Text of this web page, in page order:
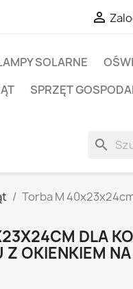

SOLARNE
SPRZĘT
search
Torba M
DLA
Z OKIENKIEM